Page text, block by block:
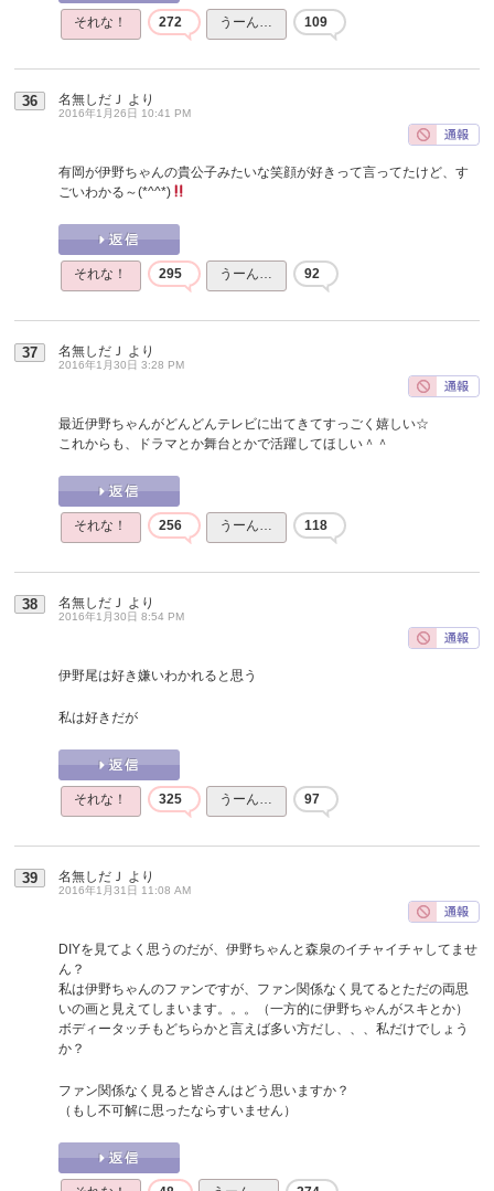
それな！ 272 うーん… 109
36 名無しだＪ より
2016年1月26日 10:41 PM
有岡が伊野ちゃんの貴公子みたいな笑顔が好きって言ってたけど、す
ごいわかる～(*^^*)
それな！ 295 うーん… 92
37 名無しだＪ より
2016年1月30日 3:28 PM
最近伊野ちゃんがどんどんテレビに出てきてすっごく嬉しい☆
これからも、ドラマとか舞台とかで活躍してほしい＾＾
それな！ 256 うーん… 118
38 名無しだＪ より
2016年1月30日 8:54 PM
伊野尾は好き嫌いわかれると思う
私は好きだが
それな！ 325 うーん… 97
39 名無しだＪ より
2016年1月31日 11:08 AM
DIYを見てよく思うのだが、伊野ちゃんと森泉のイチャイチャしてませ
ん？
私は伊野ちゃんのファンですが、ファン関係なく見てるとただの両思
いの画と見えてしまいます。。。（一方的に伊野ちゃんがスキとか）
ボディータッチもどちらかと言えば多い方だし、、、私だけでしょう
か？
ファン関係なく見ると皆さんはどう思いますか？
（もし不可解に思ったならすいません）